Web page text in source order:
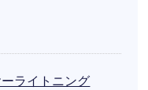
ライトニング